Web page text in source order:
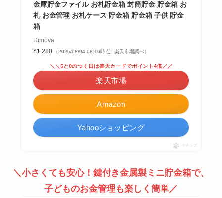
金庫貯金ファイル お札貯金箱 封筒貯金 貯金箱 お
札 お金管理 お札ケース 貯金箱 貯金箱 子供 貯金
箱
Dimova
¥1,280
（2026/08/04 08:16時点 | 楽天市場調べ）
Amazon
＼＼5と0のつく日は楽天カードでポイント4倍／／
楽天市場
Yahooショッピング
ポチップ
＼小さくても安心！鍵付き金属製ミニ貯金箱で、
子どものお金管理も楽しく簡単／